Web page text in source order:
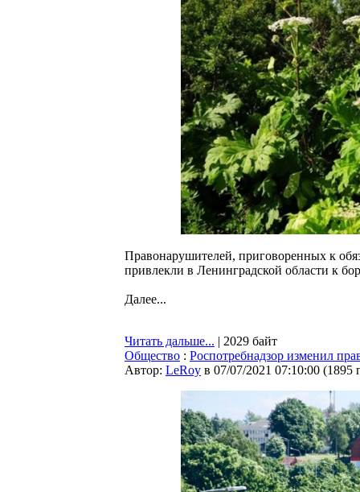
Правонарушителей, приговоренных к
привлекли в Ленинградской области к
Далее...
Читать дальше... | 2029 байт
Общество : Роспотребнадзор изменил
Автор: LeRoy в 07/07/2021 07:10:00 (1895